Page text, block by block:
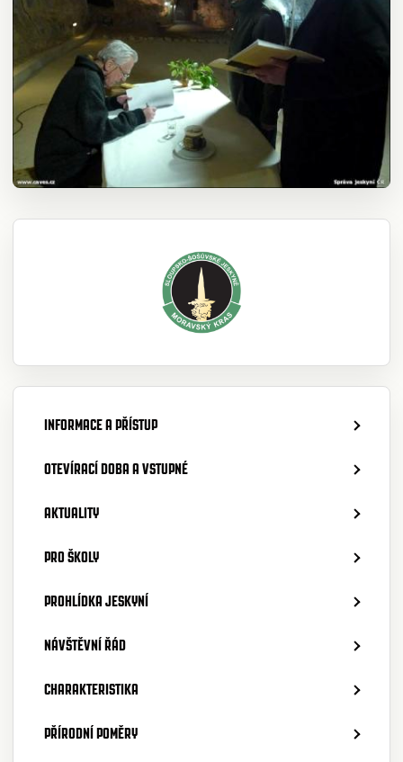
INFORMACE A PŘÍSTUP
OTEVÍRACÍ DOBA A VSTUPNÉ
AKTUALITY
PRO ŠKOLY
PROHLÍDKA JESKYNÍ
NÁVŠTĚVNÍ ŘÁD
CHARAKTERISTIKA
PŘÍRODNÍ POMĚRY